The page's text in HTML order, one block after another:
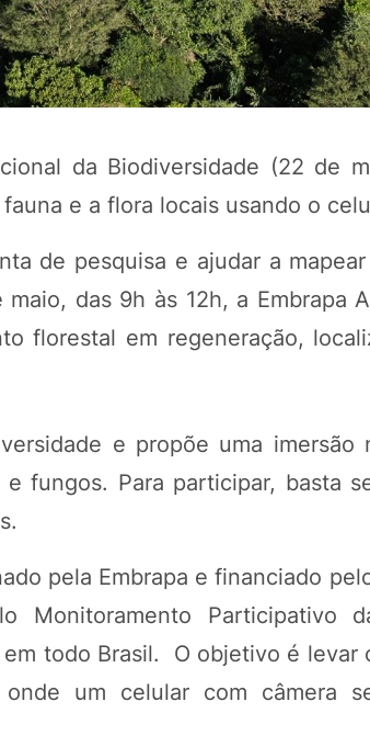
da Biodiversidade (22 de
e a flora locais usando o
de pesquisa e ajudar a
das 9h às 12h, a Embrapa
florestal em regeneração,
e propõe uma imersão
fungos. Para participar, basta
pela Embrapa e financiado
Participativo
todo Brasil. O objetivo é levar
um celular com câmera